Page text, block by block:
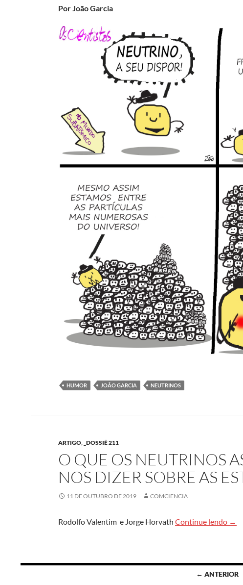
Por João Garcia
HUMOR JOÃO GARCIA NEUTRINOS
ARTIGO, _DOSSIÊ 211
O QUE OS NEUTRINOS
NOS DIZER SOBRE AS
11 DE OUTUBRO DE 2019 COMCIENCIA
Rodolfo Valentim e Jorge Horvath Continue lendo O
→
← ANTERIOR